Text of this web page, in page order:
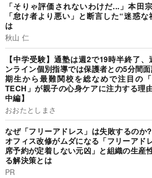
「そりゃ評価されないわけだ...」本田
「怠け者より悪い」と断言した“迷惑な
は
秋山 仁
【中学受験】通塾は週2で19時半終了、
ンライン個別指導では保護者との5分間
期生から最難関校を総なめで注目の
TECH」が親子の心身ケアに注力する理
中編】
おおたとしまさ
なぜ「フリーアドレス」は失敗するのか
オフィス改修がムダになる「フリーアド
席予約が定着しない元凶」と組織の生産
る解決策とは
PR